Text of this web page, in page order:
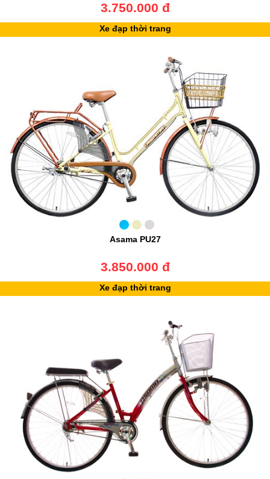
3.750.000 đ
Xe đạp thời trang
Asama PU27
3.850.000 đ
Xe đạp thời trang